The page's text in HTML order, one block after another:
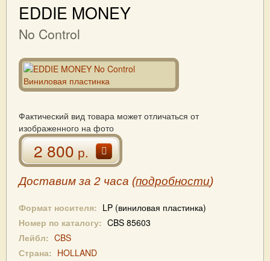
EDDIE MONEY
No Control
Фактический вид товара может отличаться от
изображенного на фото
2 800р.
Доставим за 2 часа (подробности)
Формат носителя: LP (виниловая пластинка)
Номер по каталогу: CBS 85603
Лейбл: CBS
Страна: HOLLAND